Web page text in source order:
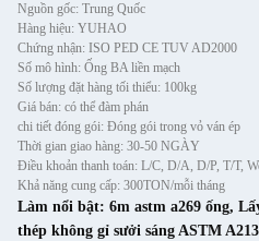
Nguồn gốc: Trung Quốc
Hàng hiệu: YUHAO
Chứng nhận: ISO PED CE TUV AD2000
Số mô hình: Ống BA liền mạch
Số lượng đặt hàng tối thiểu: 100kg
Giá bán: có thể đàm phán
chi tiết đóng gói: Đóng gói trong vỏ ván ép
Thời gian giao hàng: 30-50 NGÀY
Điều khoản thanh toán: L/C, D/A, D/P, T/T,
Khả năng cung cấp: 300TON/mỗi tháng
Làm nổi bật: 6m astm a269 ống,
thép không gỉ sưởi sáng ASTM A213